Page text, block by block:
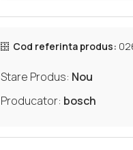
Cod referinta produs:
Stare Produs: Nou
Producator: bosch